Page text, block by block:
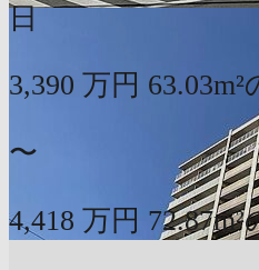
日
3,390 万円
〜
4,418 万円